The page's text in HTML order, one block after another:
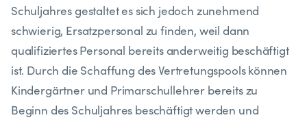
Schuljahres gestaltet es sich jedoch zunehmend
schwierig, Ersatzpersonal zu finden, weil dann
qualifiziertes Personal bereits anderweitig beschäftigt
ist. Durch die Schaffung des Vertretungspools können
Kindergärtner und Primarschullehrer bereits zu
Beginn des Schuljahres beschäftigt werden und